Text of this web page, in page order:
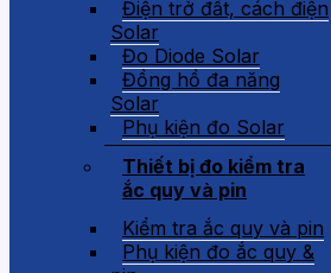
Điện trở đất, cách điện
Solar
Đo Diode Solar
Đồng hồ đa năng
Solar
Phụ kiện đo Solar
Thiết bị đo kiểm tra
ắc quy và pin
Kiểm tra ắc quy và pin
Phụ kiện đo ắc quy &